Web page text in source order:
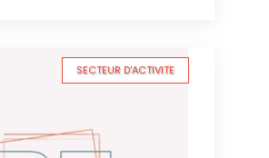
SECTEUR D'ACTIVITE